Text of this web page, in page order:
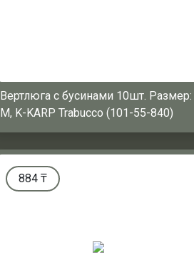
Вертлюга с бусинами 10шт. Размер:
M, K-KARP Trabucco (101-55-840)
884 ₸